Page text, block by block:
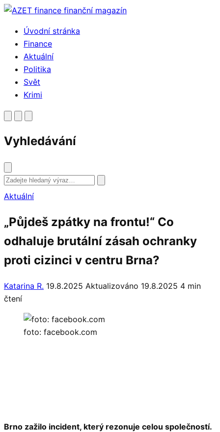
Přejít
obsahuÚvodní stránka
Finance
Aktuální
Politika
Svět
Krimi
Vyhledávání
Vyhledat
Aktuální
„Půjdeš zpátky na frontu!“ Co
odhaluje brutální zásah ochranky
proti cizinci v centru Brna?
Katarina R. 19.8.2025 Aktualizováno 19.8.2025 4 min
čtení
foto: facebook.com
Brno zažilo incident, který rezonuje celou společností.